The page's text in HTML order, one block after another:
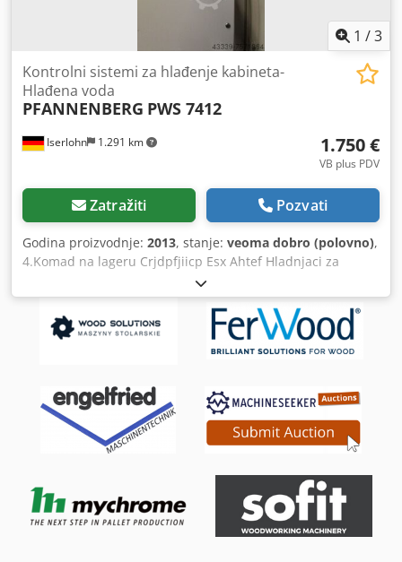
1 /3
Iserlohn 1.291 km
Kontrolni sistemi za hlađenje kabineta-
Hlađena voda
PFANNENBERG PWS 7412
1.750 €
VB plus PDV
Zatražiti Pozvati
Godina proizvodnje: 2013, stanje: veoma dobro (polovno),
4.Komad na lageru Crjdpfjiicp Esx Ahtef Hladnjaci za
kontrolu hlađeni vodom Fabr.PFANNENBERG Type:PWS
7412 YOC 2013. Cena je za 1.komad.